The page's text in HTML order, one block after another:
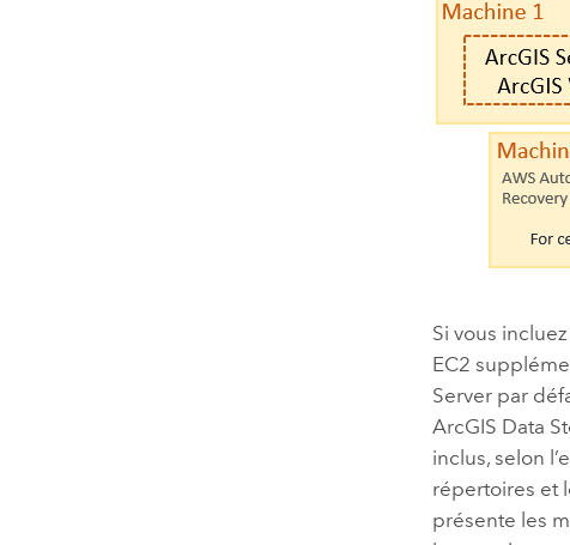
Si vous
EC2
Server par
ArcGIS Data
inclus, selon
répertoires et
présente les